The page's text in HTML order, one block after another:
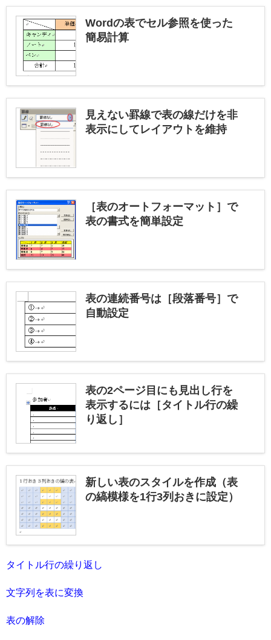
Wordの表でセル参照を使った
簡易計算
見えない罫線で表の線だけを非
表示にしてレイアウトを維持
［表のオートフォーマット］で
表の書式を簡単設定
表の連続番号は［段落番号］で
自動設定
表の2ページ目にも見出し行を
表示するには［タイトル行の繰
り返し］
新しい表のスタイルを作成（表
の縞模様を1行3列おきに設定）
タイトル行の繰り返し
文字列を表に変換
表の解除